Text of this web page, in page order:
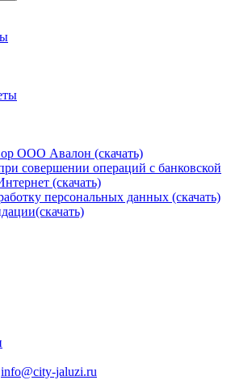
ООО Авалон (скачать)
совершении операций с банковской
(скачать)
персональных данных (скачать)
info@city-jaluzi.ru